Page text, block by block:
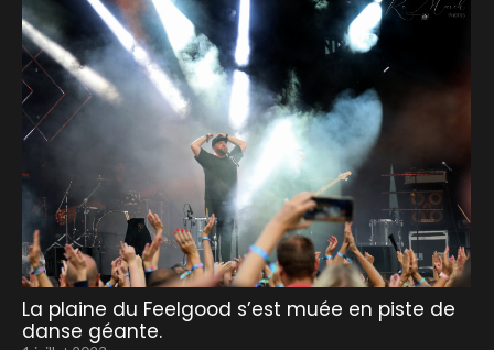
La plaine du Feelgood s’est muée en piste de
danse géante.